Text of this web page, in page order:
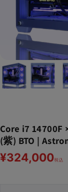
コ
Core i7 14700F
(紫) BTO |
¥324,000税込